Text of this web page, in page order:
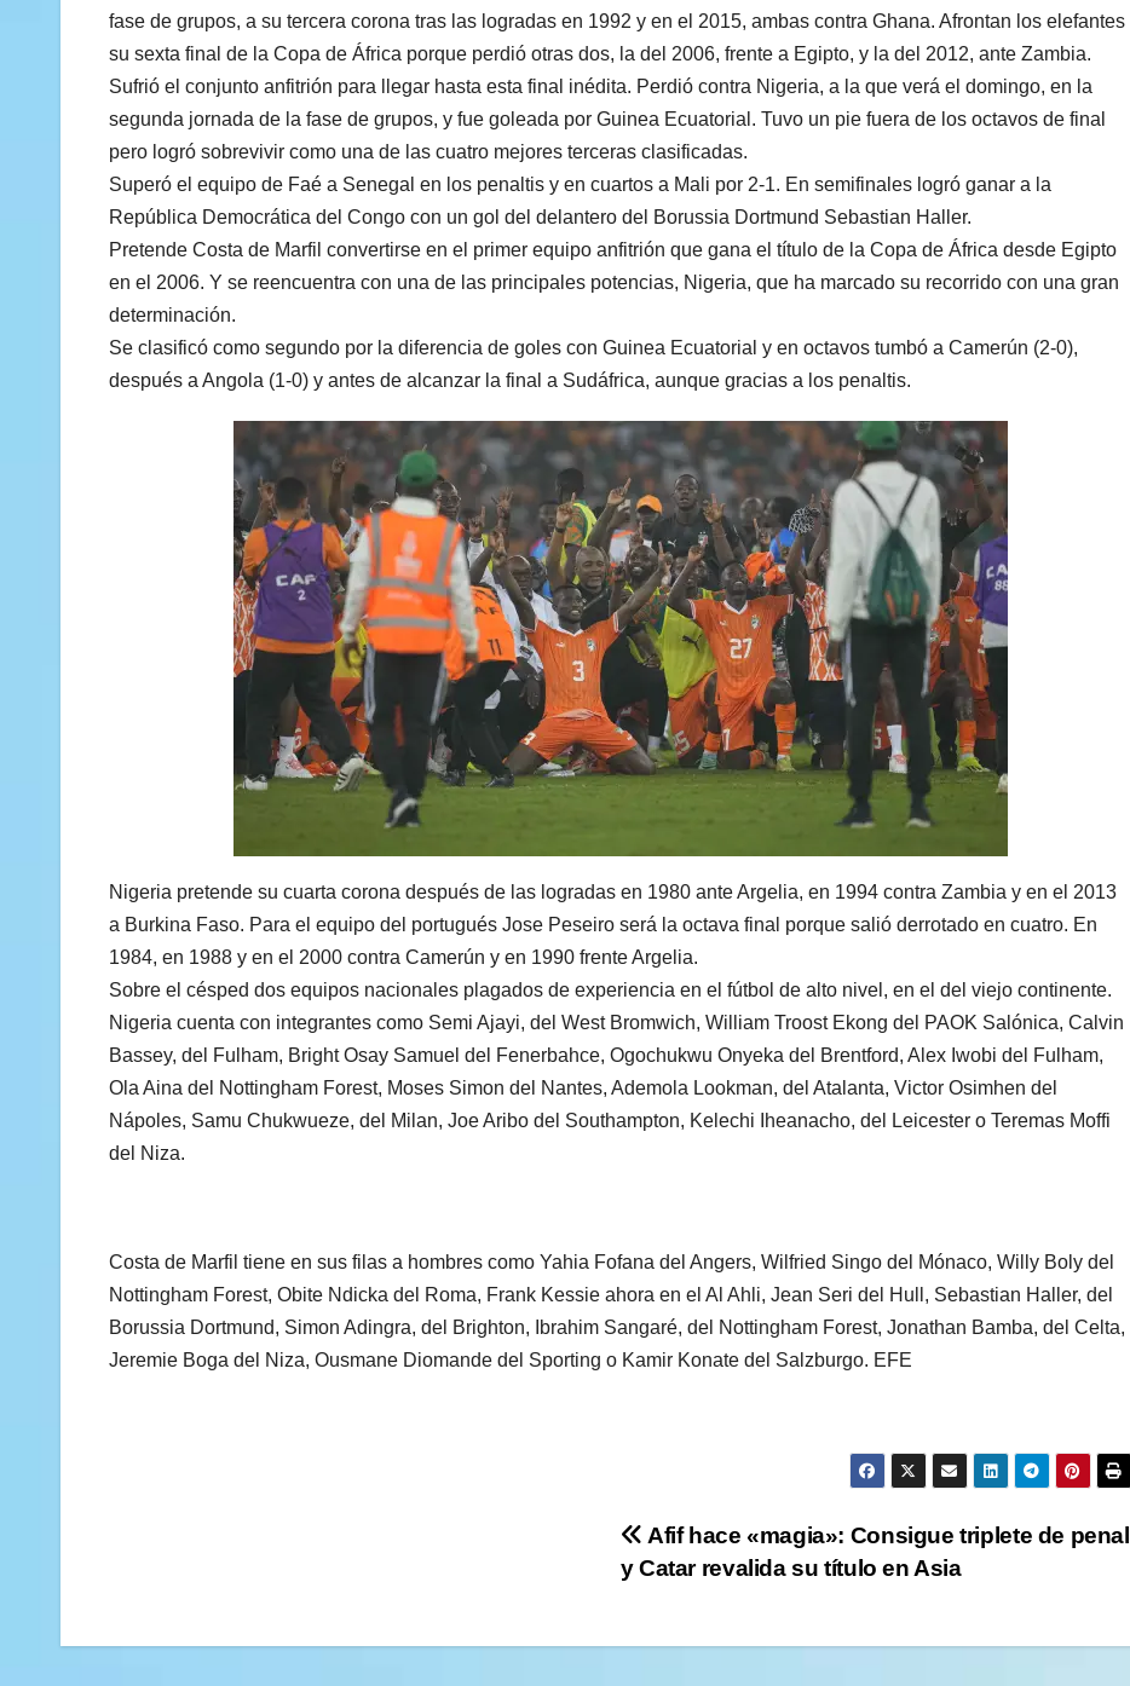
fase de grupos, a su tercera corona tras las logradas en 1992 y en el 2015, ambas contra Ghana. Afrontan los elefantes
su sexta final de la Copa de África porque perdió otras dos, la del 2006, frente a Egipto, y la del 2012, ante Zambia.
Sufrió el conjunto anfitrión para llegar hasta esta final inédita. Perdió contra Nigeria, a la que verá el domingo, en la
segunda jornada de la fase de grupos, y fue goleada por Guinea Ecuatorial. Tuvo un pie fuera de los octavos de final
pero logró sobrevivir como una de las cuatro mejores terceras clasificadas.
Superó el equipo de Faé a Senegal en los penaltis y en cuartos a Mali por 2-1. En semifinales logró ganar a la
República Democrática del Congo con un gol del delantero del Borussia Dortmund Sebastian Haller.
Pretende Costa de Marfil convertirse en el primer equipo anfitrión que gana el título de la Copa de África desde Egipto
en el 2006. Y se reencuentra con una de las principales potencias, Nigeria, que ha marcado su recorrido con una gran
determinación.
Se clasificó como segundo por la diferencia de goles con Guinea Ecuatorial y en octavos tumbó a Camerún (2-0),
después a Angola (1-0) y antes de alcanzar la final a Sudáfrica, aunque gracias a los penaltis.
Nigeria pretende su cuarta corona después de las logradas en 1980 ante Argelia, en 1994 contra Zambia y en el 2013
a Burkina Faso. Para el equipo del portugués Jose Peseiro será la octava final porque salió derrotado en cuatro. En
1984, en 1988 y en el 2000 contra Camerún y en 1990 frente Argelia.
Sobre el césped dos equipos nacionales plagados de experiencia en el fútbol de alto nivel, en el del viejo continente.
Nigeria cuenta con integrantes como Semi Ajayi, del West Bromwich, William Troost Ekong del PAOK Salónica, Calvin
Bassey, del Fulham, Bright Osay Samuel del Fenerbahce, Ogochukwu Onyeka del Brentford, Alex Iwobi del Fulham,
Ola Aina del Nottingham Forest, Moses Simon del Nantes, Ademola Lookman, del Atalanta, Victor Osimhen del
Nápoles, Samu Chukwueze, del Milan, Joe Aribo del Southampton, Kelechi Iheanacho, del Leicester o Teremas Moffi
del Niza.
Costa de Marfil tiene en sus filas a hombres como Yahia Fofana del Angers, Wilfried Singo del Mónaco, Willy Boly del
Nottingham Forest, Obite Ndicka del Roma, Frank Kessie ahora en el Al Ahli, Jean Seri del Hull, Sebastian Haller, del
Borussia Dortmund, Simon Adingra, del Brighton, Ibrahim Sangaré, del Nottingham Forest, Jonathan Bamba, del Celta,
Jeremie Boga del Niza, Ousmane Diomande del Sporting o Kamir Konate del Salzburgo. EFE
entradas
Afif hace «magia»: Consigue triplete de penal
y Catar revalida su título en Asia